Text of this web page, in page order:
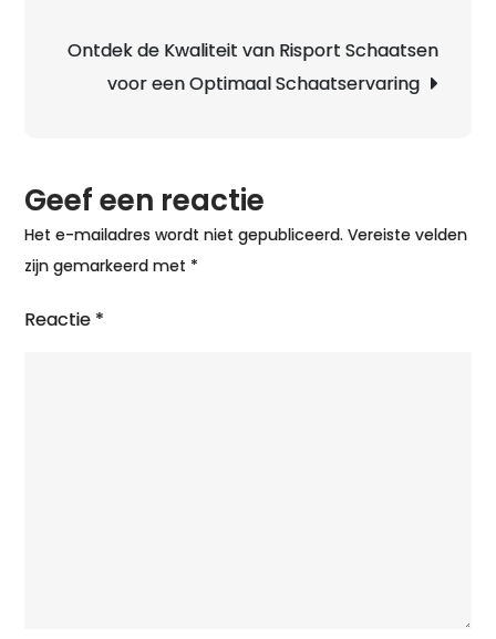
IJzers
voor
Ontdek de Kwaliteit van Risport Schaatsen
voor een Optimaal Schaatservaring
Geef een reactie
Het e-mailadres wordt niet gepubliceerd. Vereiste velden
zijn gemarkeerd met *
Reactie *